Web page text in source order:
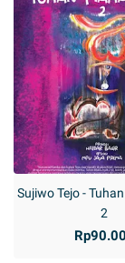
Sujiwo Tejo -
2